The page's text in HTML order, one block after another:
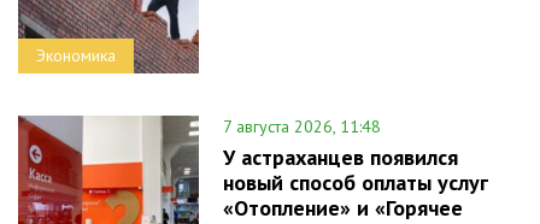
Экономика
7 августа 2026, 11:48
У астраханцев появился
новый способ оплаты услуг
«Отопление» и «Горячее